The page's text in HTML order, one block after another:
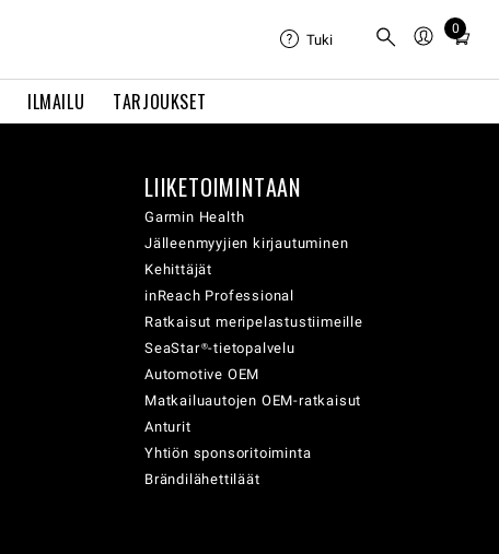
ILMAILU TARJOUKSET
Tuki
0
Total
cart:
LIIKETOIMINTAAN
Garmin Health
Jälleenmyyjien kirjautuminen
Kehittäjät
inReach Professional
Ratkaisut meripelastustiimeille
SeaStar®-tietopalvelu
Automotive OEM
Matkailuautojen OEM-ratkaisut
Anturit
Yhtiön sponsoritoiminta
Brändilähettiläät